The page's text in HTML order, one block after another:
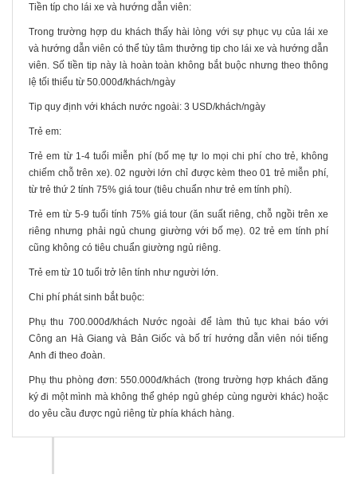
Tiền típ cho lái xe và hướng dẫn viên:
Trong trường hợp du khách thấy hài lòng với sự phục vụ của lái xe
và hướng dẫn viên có thể tùy tâm thưởng tip cho lái xe và hướng dẫn
viên. Số tiền tip này là hoàn toàn không bắt buộc nhưng theo thông
lệ tối thiểu từ 50.000đ/khách/ngày
Tip quy định với khách nước ngoài: 3 USD/khách/ngày
Trẻ em:
Trẻ em từ 1-4 tuổi miễn phí (bố mẹ tự lo mọi chi phí cho trẻ, không
chiếm chỗ trên xe). 02 người lớn chỉ được kèm theo 01 trẻ miễn phí,
từ trẻ thứ 2 tính 75% giá tour (tiêu chuẩn như trẻ em tính phí).
Trẻ em từ 5-9 tuổi tính 75% giá tour (ăn suất riêng, chỗ ngồi trên xe
riêng nhưng phải ngủ chung giường với bố mẹ). 02 trẻ em tính phí
cũng không có tiêu chuẩn giường ngủ riêng.
Trẻ em từ 10 tuổi trở lên tính như người lớn.
Chi phí phát sinh bắt buộc:
Phụ thu 700.000đ/khách Nước ngoài để làm thủ tục khai báo với
Công an Hà Giang và Bản Giốc và bố trí hướng dẫn viên nói tiếng
Anh đi theo đoàn.
Phụ thu phòng đơn: 550.000đ/khách (trong trường hợp khách đăng
ký đi một mình mà không thể ghép ngủ ghép cùng người khác) hoặc
do yêu cầu được ngủ riêng từ phía khách hàng.